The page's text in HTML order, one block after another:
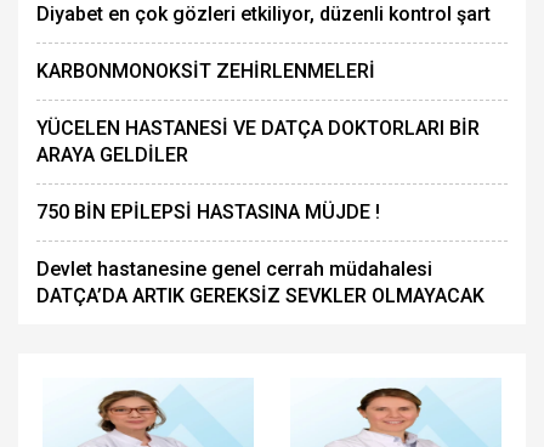
Diyabet en çok gözleri etkiliyor, düzenli kontrol şart
KAR­BON­MO­NOKSİT ZEHİRLEN­ME­LERİ
YÜ­CE­LEN HAS­TA­NE­Sİ VE DATÇA DOK­TOR­LA­RI BİR
ARAYA GEL­Dİ­LER
750 BİN EPİLEPSİ HASTASINA MÜJDE !
Devlet hastanesine genel cerrah müdahalesi
DATÇA’DA ARTIK GEREKSİZ SEVKLER OLMAYACAK